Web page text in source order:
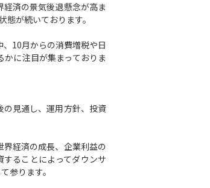
済の景気後退懸念が高ま
が続いております。
10月からの消費増税や日
に注目が集まっておりま
見通し、運用方針、投資
経済の成長、企業利益の
ることによってダウンサ
参ります。